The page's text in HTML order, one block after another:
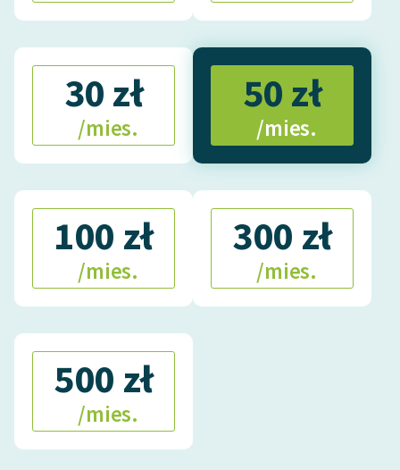
30 zł
/mies.
50 zł
/mies.
100 zł
/mies.
300 zł
/mies.
500 zł
/mies.